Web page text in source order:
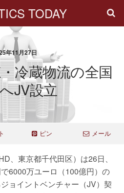
TODAY
年11月27日
冷蔵物流の全国
JV設立
ピン メール
、東京都千代田区）は26日、
6000万ユーロ（100億円）の
ョイントベンチャー（JV）契